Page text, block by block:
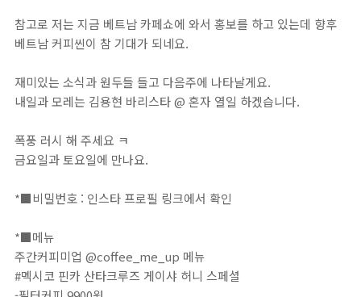
참고로 저는 지금 베트남 카페쇼에 와서 홍보를 하고 있는데 향후
베트남 커피씬이 참 기대가 되네요.⁣
재미있는 소식과 원두들 들고 다음주에 나타날게요. ⁣
내일과 모레는 김용현 바리스타 @ 혼자 열일 하겠습니다. ⁣
폭풍 러시 해 주세요 ㅋ⁣
금요일과 토요일에 만나요. ⠀⁣
*■비밀번호 : 인스타 프로필 링크에서 확인⁣⁣⁣⁣⁣⁣⁣⁣⁣⁣⁣⁣⁣⁣⁣⁣⁣⁣⁣⁣⁣⁣⁣⁣⁣⁣⁣⁣⁣⁣⁣⁣⁣⁣⁣⁣⁣⁣⁣⁣⁣⁣⁣⁣⁣⁣⁣⁣⁣⁣⁣⁣⁣⁣⁣⁣⁣⁣⁣⁣⁣⁣⁣⁣⁣⁣⁣⁣⁣⁣⁣⁣⁣⁣⁣⁣⁣⁣⁣⁣⁣⁣⁣⁣⁣⁣⁣⁣⁣⁣⁣⁣⁣⁣⁣⁣⁣⁣⁣⁣⁣⁣⁣⁣⁣⁣⁣⁣⁣⁣⁣⁣⁣⁣⁣⁣⁣⁣⁣⁣⁣⁣⁣⁣⁣⁣⁣⁣⁣⁣⁣⁣⁣⁣⁣⁣⁣⁣⁣⁣⁣⁣⁣⁣⁣⁣⁣⁣⁣⁣⁣⁣⁣⁣⁣⁣⁣⁣⁣⁣⁣⁣⁣⁣⁣⁣⁣⁣⁣⁣⁣⁣⁣⁣⁣⁣⁣⁣⁣⁣⁣⁣⁣⁣⁣⁣⁣⁣⁣⁣⁣⁣⁣⁣⁣⁣⁣⁣⁣⁣⁣⁣⁣⁣⁣⁣⁣⁣⁣⁣⁣⁣⁣⁣⁣⁣⁣⁣⁣⁣⁣⁣⁣⁣⁣⁣⁣⁣⁣⁣⁣⁣⁣⁣⁣⁣⁣⁣⁣⁣⁣⁣⁣⁣⁣⁣⁣⁣⁣⁣⁣⁣⁣⁣⁣⁣⁣⁣⁣
*■메뉴⁣⁣⁣⁣⁣⁣⁣⁣⁣⁣⁣⁣⁣⁣⁣⁣⁣⁣⁣⁣⁣⁣⁣⁣⁣⁣⁣⁣⁣⁣⁣⁣⁣⁣⁣⁣⁣⁣⁣⁣⁣⁣⁣⁣⁣⁣⁣⁣⁣⁣⁣⁣⁣⁣⁣⁣⁣⁣⁣⁣⁣⁣⁣⁣⁣⁣⁣⁣⁣⁣⁣⁣⁣⁣⁣⁣⁣⁣⁣⁣⁣⁣⁣⁣⁣⁣⁣⁣⁣⁣⁣⁣⁣⁣⁣⁣⁣⁣⁣⁣⁣⁣⁣⁣⁣⁣⁣⁣⁣⁣⁣⁣⁣⁣⁣⁣⁣⁣⁣⁣⁣⁣⁣⁣⁣⁣⁣⁣⁣⁣⁣⁣⁣⁣⁣⁣⁣⁣⁣⁣⁣⁣⁣⁣⁣⁣⁣⁣⁣⁣⁣⁣⁣⁣⁣⁣⁣⁣⁣⁣⁣⁣⁣⁣⁣⁣⁣⁣⁣⁣⁣⁣⁣⁣⁣⁣⁣⁣⁣⁣⁣⁣⁣⁣⁣⁣⁣⁣⁣⁣⁣⁣⁣⁣⁣⁣⁣⁣⁣⁣⁣⁣⁣⁣⁣⁣⁣⁣⁣⁣⁣⁣⁣⁣⁣⁣⁣⁣⁣⁣⁣⁣⁣⁣⁣⁣⁣⁣⁣⁣⁣⁣⁣⁣⁣⁣⁣⁣⁣⁣⁣⁣⁣⁣⁣⁣⁣⁣⁣⁣⁣⁣⁣⁣⁣⁣⁣⁣⁣⁣⁣⁣⁣⁣⁣⁣⁣⁣⁣⁣⁣⁣⁣⁣⁣⁣⁣⁣⁣⁣⁣⁣ ⁣⁣⁣
⁣⁣⁣⁣⁣⁣⁣⁣⁣⁣⁣⁣⁣⁣⁣⁣⁣주간커피미업 @coffee_me_up 메뉴⁣⁣⁣
#멕시코 핀카 산타크루즈 게이샤 허니 스페셜⁣